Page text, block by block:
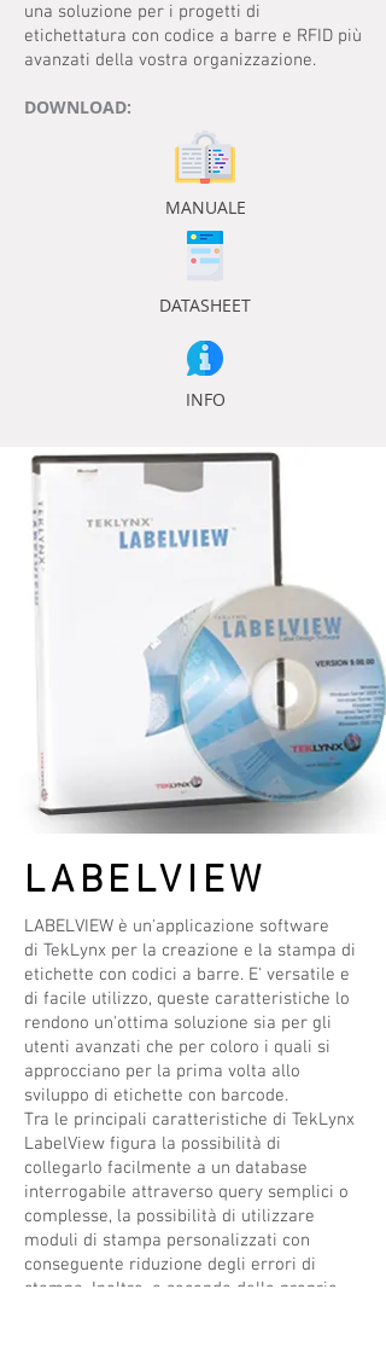
una soluzione per i progetti di
etichettatura con codice a barre e RFID più
avanzati della vostra organizzazione.
DOWNLOAD:
MANUALE
DATASHEET
INFO
LABELVIEW
LABELVIEW è un'applicazione software
di TekLynx per la creazione e la stampa di
etichette con codici a barre. E' versatile e
di facile utilizzo, queste caratteristiche lo
rendono un'ottima soluzione sia per gli
utenti avanzati che per coloro i quali si
approcciano per la prima volta allo
sviluppo di etichette con barcode.
Tra le principali caratteristiche di TekLynx
LabelView figura la possibilità di
collegarlo facilmente a un database
interrogabile attraverso query semplici o
complesse, la possibilità di utilizzare
moduli di stampa personalizzati con
conseguente riduzione degli errori di
stampa. Inoltre, a seconda delle proprie